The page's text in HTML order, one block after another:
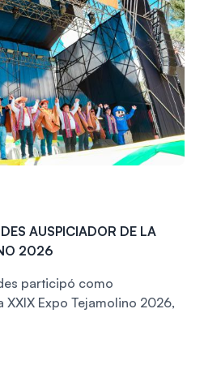
AUSPICIADOR DE LA
2026
participó como
Expo Tejamolino 2026,